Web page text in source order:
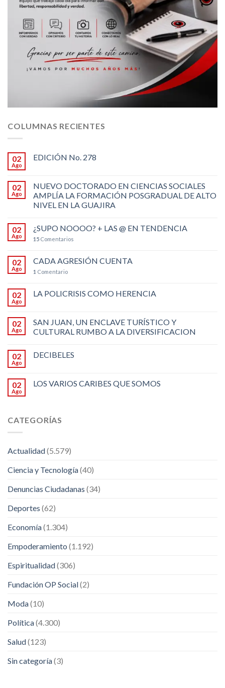
COLUMNAS RECIENTES
02
Ago
EDICIÓN No. 278
02
Ago
NUEVO DOCTORADO EN CIENCIAS SOCIALES
AMPLÍA LA FORMACIÓN POSGRADUAL DE ALTO
NIVEL EN LA GUAJIRA
02
Ago
¿SUPO NOOOO? + LAS @ EN TENDENCIA
15 Comentarios
02
Ago
CADA AGRESIÓN CUENTA
1 Comentario
02
Ago
LA POLICRISIS COMO HERENCIA
02
Ago
SAN JUAN, UN ENCLAVE TURÍSTICO Y
CULTURAL RUMBO A LA DIVERSIFICACION
02
Ago
DECIBELES
02
Ago
LOS VARIOS CARIBES QUE SOMOS
CATEGORÍAS
Actualidad(5.579)
Ciencia y Tecnología(40)
Denuncias Ciudadanas (34)
Deportes (62)
Economía(1.304)
Empoderamiento (1.192)
Espiritualidad(306)
Fundación OP Social(2)
Moda(10)
Política(4.300)
Salud(123)
Sin categoría(3)